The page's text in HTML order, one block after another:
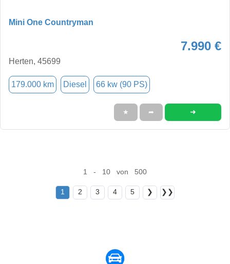
Mini One Countryman
7.990 €
Herten, 45699
179.000 km Diesel 66 kw (90 PS)
★ ➦ ➜
1 - 10 von 500
1 2 3 4 5 ❯ ❯❯